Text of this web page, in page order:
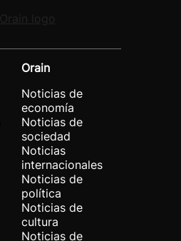
Orain
Noticias de
economía
Noticias de
sociedad
Noticias
internacionales
Noticias de
política
Noticias de
cultura
Noticias de